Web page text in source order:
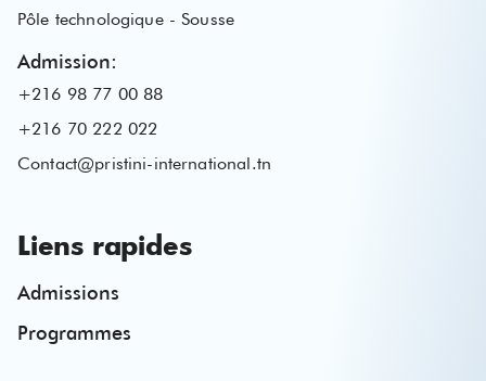
Pôle technologique - Sousse
Admission:
+216 98 77 00 88
+216 70 222 022
Contact@pristini-international.tn
Liens rapides
Admissions
Programmes